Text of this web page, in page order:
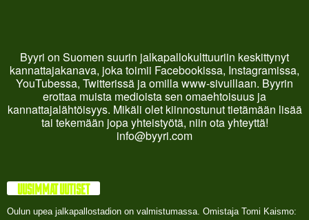
Byyri on Suomen suurin jalkapallokulttuuriin keskittynyt
kannattajakanava, joka toimii Facebookissa, Instagramissa,
YouTubessa, Twitterissä ja omilla www-sivuillaan. Byyrin
erottaa muista medioista sen omaehtoisuus ja
kannattajalähtöisyys. Mikäli olet kiinnostunut tietämään lisää
tai tekemään jopa yhteistyötä, niin ota yhteyttä!
info@byyri.com
UUSIMMAT UUTISET
Oulun upea jalkapallostadion on valmistumassa. Omistaja Tomi Kaismo: